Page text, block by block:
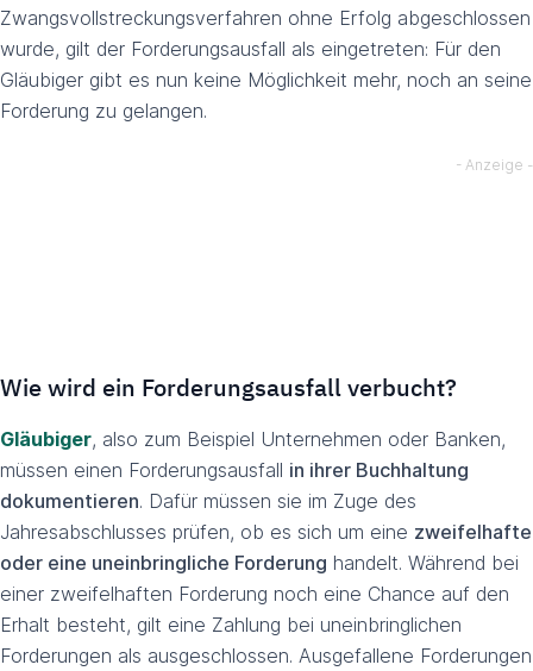
Zwangsvollstreckungsverfahren ohne Erfolg abgeschlossen
wurde, gilt der Forderungsausfall als eingetreten: Für den
Gläubiger gibt es nun keine Möglichkeit mehr, noch an seine
Forderung zu gelangen.
Wie wird ein Forderungsausfall verbucht?
Gläubiger, also zum Beispiel Unternehmen oder Banken,
müssen einen Forderungsausfall in ihrer Buchhaltung
dokumentieren. Dafür müssen sie im Zuge des
Jahresabschlusses prüfen, ob es sich um eine zweifelhafte
oder eine uneinbringliche Forderung handelt. Während bei
einer zweifelhaften Forderung noch eine Chance auf den
Erhalt besteht, gilt eine Zahlung bei uneinbringlichen
Forderungen als ausgeschlossen. Ausgefallene Forderungen